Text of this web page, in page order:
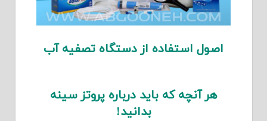
اصول استفاده از دستگاه تصفیه آب
هر آنچه که باید درباره پروتز سینه
بدانید!